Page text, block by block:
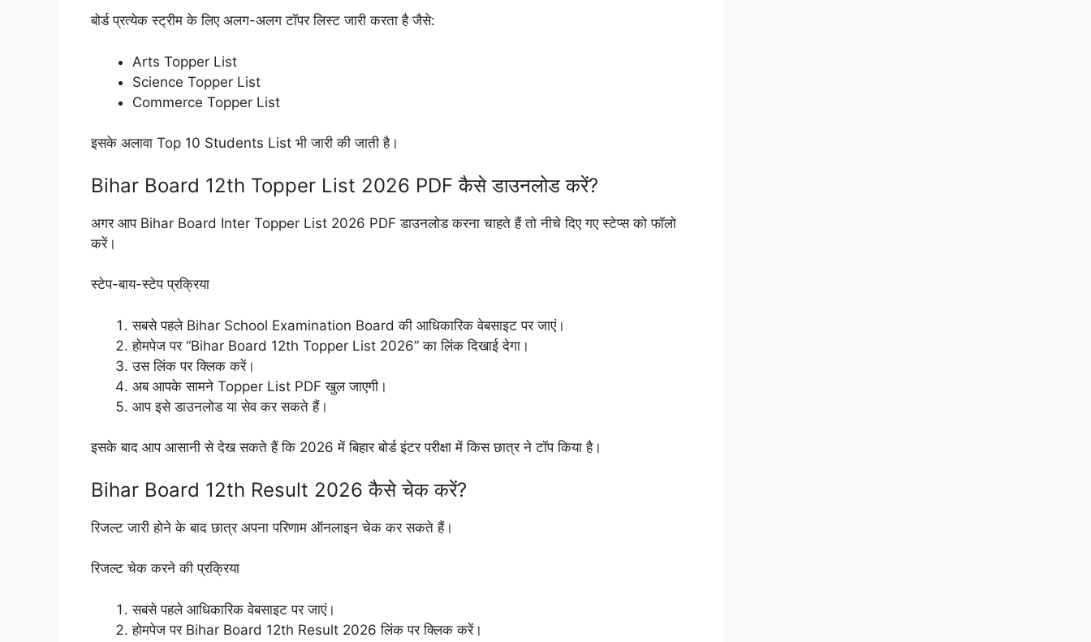
बोर्ड प्रत्येक स्ट्रीम के लिए अलग-अलग टॉपर लिस्ट जारी करता है जैसे:
Arts Topper List
Science Topper List
Commerce Topper List
इसके अलावा Top 10 Students List भी जारी की जाती है।
Bihar Board 12th Topper List 2026 PDF कैसे डाउनलोड करें?
अगर आप Bihar Board Inter Topper List 2026 PDF डाउनलोड करना चाहते हैं तो नीचे दिए गए स्टेप्स को फॉलो
करें।
स्टेप-बाय-स्टेप प्रक्रिया
सबसे पहले Bihar School Examination Board की आधिकारिक वेबसाइट पर जाएं।
होमपेज पर “Bihar Board 12th Topper List 2026” का लिंक दिखाई देगा।
उस लिंक पर क्लिक करें।
अब आपके सामने Topper List PDF खुल जाएगी।
आप इसे डाउनलोड या सेव कर सकते हैं।
इसके बाद आप आसानी से देख सकते हैं कि 2026 में बिहार बोर्ड इंटर परीक्षा में किस छात्र ने टॉप किया है।
Bihar Board 12th Result 2026 कैसे चेक करें?
रिजल्ट जारी होने के बाद छात्र अपना परिणाम ऑनलाइन चेक कर सकते हैं।
रिजल्ट चेक करने की प्रक्रिया
सबसे पहले आधिकारिक वेबसाइट पर जाएं।
होमपेज पर Bihar Board 12th Result 2026 लिंक पर क्लिक करें।